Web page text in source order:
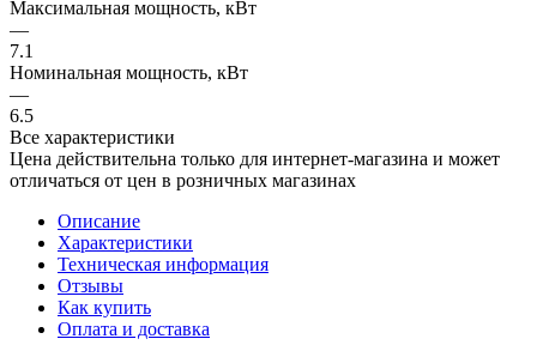
Максимальная мощность, кВт
—
7.1
Номинальная мощность, кВт
—
6.5
Все характеристики
Цена действительна только для интернет-магазина и может
отличаться от цен в розничных магазинах
Описание
Характеристики
Техническая информация
Отзывы
Как купить
Оплата и доставка